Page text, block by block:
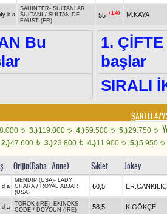
4y k a
ŞAHİNTER- SULTANLAR
SULTANI
/ SULTAN DE
FAUST (FR)
55 +1.40 M.KAYA
Bu
1.
başlar
SIRALI
ŞARTLI 4/
t 3.)119.000 t 4.)59.500 t 5.)29.750 t
2.)47.600 t 3.)23.800 t 4.)11.900 t 5.)5.950 t
Orijin(Baba - Anne) Sıklet Jokey
d a
MENDIP (USA)- LADY
CHARA / ROYAL ABJAR
(USA)
60,5 ER.CANKILIÇ
d a TOROK (IRE)- EKINOKS
CODE / DOYOUN (IRE) 58,5 K.GÖKÇE